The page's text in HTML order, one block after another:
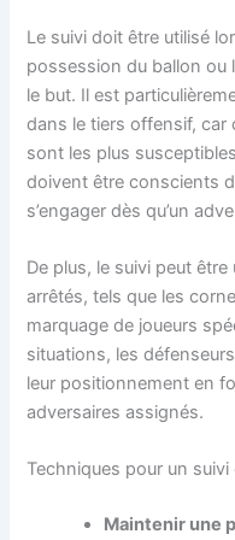
Le suivi doit être utilisé
possession du ballon ou
le but. Il est
dans le tiers offensif, car
sont les plus
doivent être conscients
s’engager dès qu’un
De plus, le suivi peut
arrêtés, tels que les
marquage de joueurs
situations, les
leur positionnement en
adversaires assignés.
Techniques pour un
Maintenir une